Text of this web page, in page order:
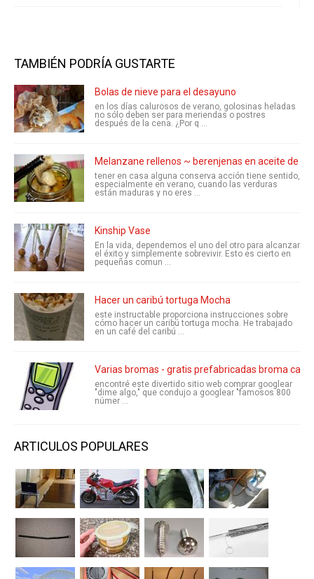
TAMBIÉN PODRÍA GUSTARTE
Bolas de nieve para el desayuno
en los días calurosos de verano, golosinas heladas
no sólo deben ser para meriendas o postres
después de la cena. ¿Por q ...
Melanzane rellenos ~ berenjenas en aceite de
tener en casa alguna conserva acción tiene sentido,
especialmente en verano, cuando las verduras
están maduras y no eres ...
Kinship Vase
En la vida, dependemos el uno del otro para alcanzar
el éxito y simplemente sobrevivir. Esto es cierto en
pequeñas comun ...
Hacer un caribú tortuga Mocha
este instructable proporciona instrucciones sobre
cómo hacer un caribú tortuga mocha. He trabajado
en un café del caribú ...
Varias bromas - gratis prefabricadas broma
encontré este divertido sitio web comprar googlear
"dime algo," que condujo a googlear "famosos 800
númer ...
ARTICULOS POPULARES